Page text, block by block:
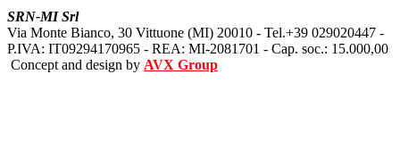
SRN-MI Srl
Via Monte Bianco, 30 Vittuone (MI) 20010 - Tel.+39 029020447 -
P.IVA: IT09294170965 - REA: MI-2081701 - Cap. soc.: 15.000,00
Concept and design by AVX Group